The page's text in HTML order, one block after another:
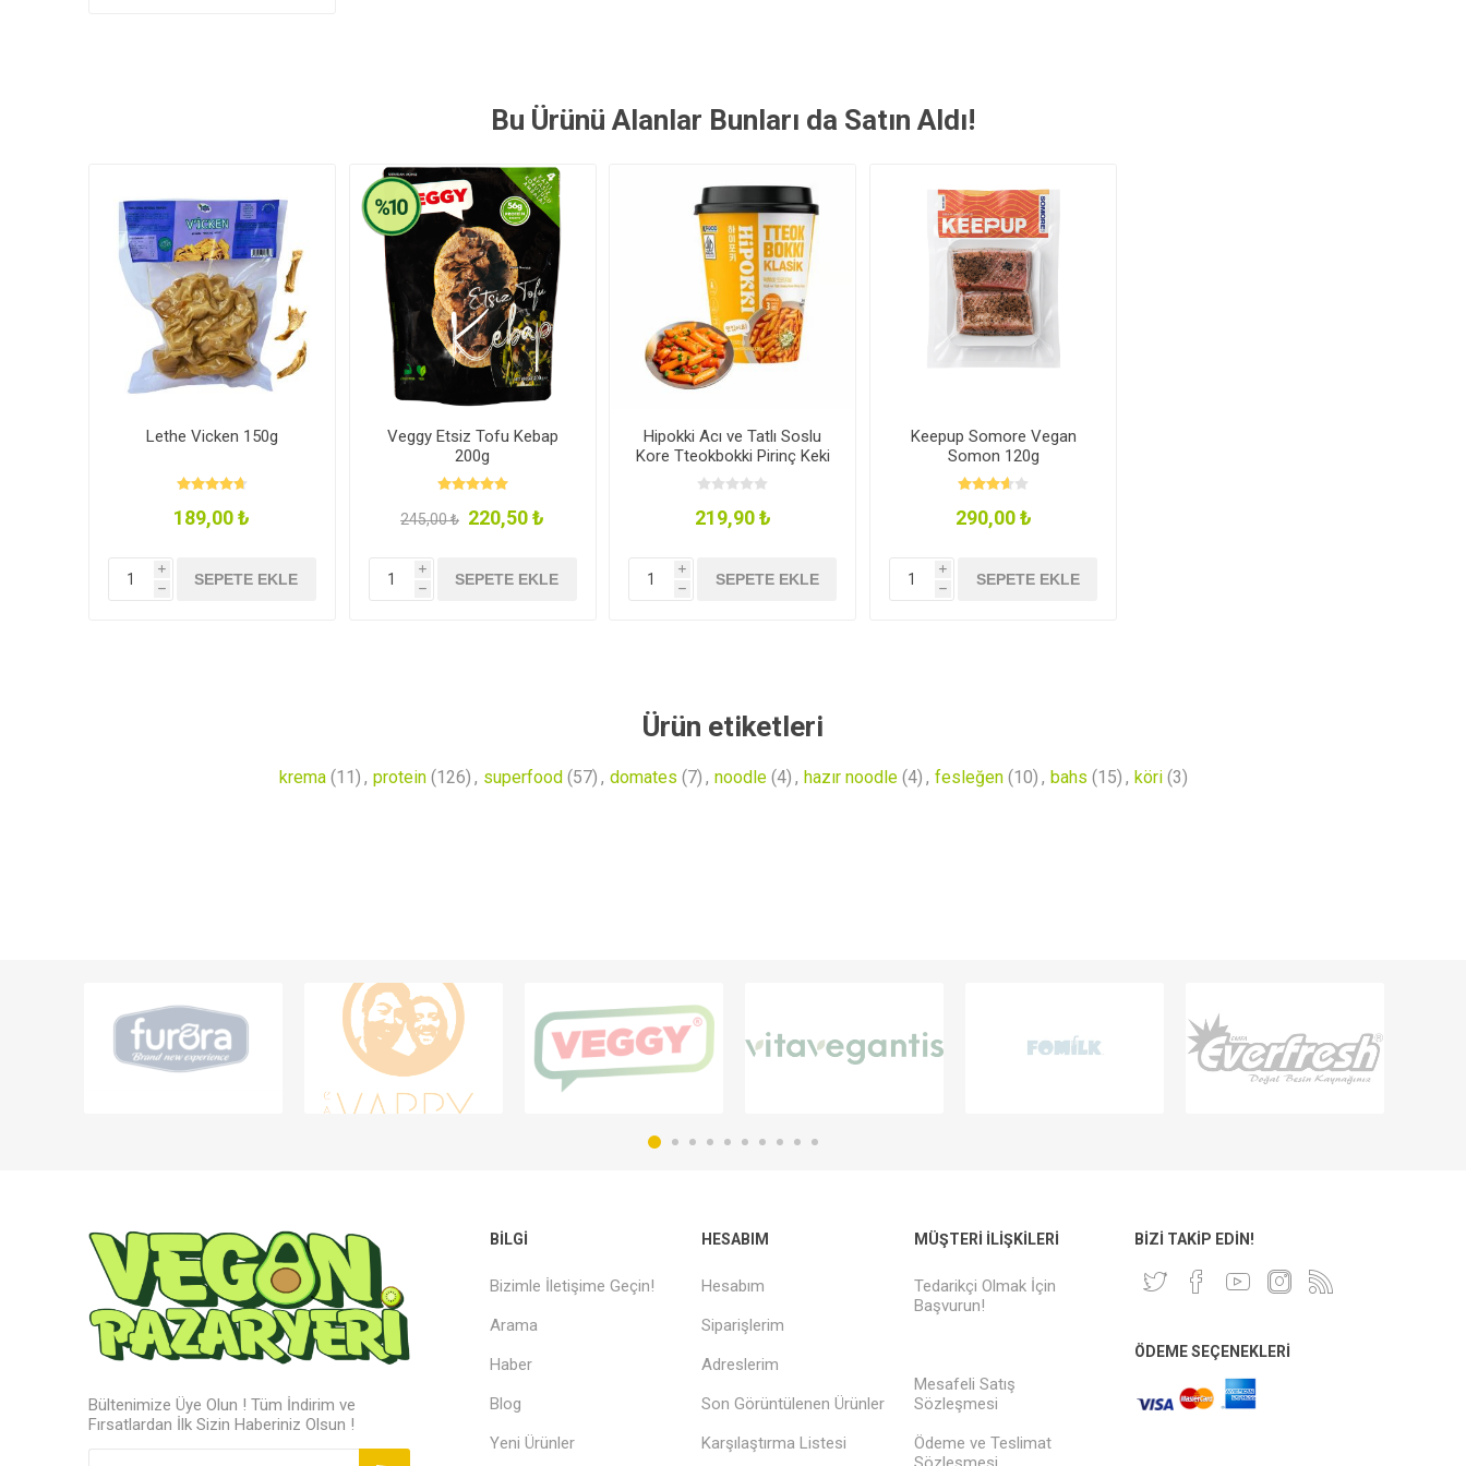
Bu Ürünü Alanlar Bunları da Satın Aldı!
Lethe Vicken 150g
189,00 ₺
i
h
SEPETE EKLE
Veggy Etsiz Tofu Kebap
200g
245,00 ₺ 220,50 ₺
i
h
SEPETE EKLE
Hipokki Acı ve Tatlı Soslu
Kore Tteokbokki Pirinç Keki
120g
219,90 ₺
i
h
SEPETE EKLE
Keepup Somore Vegan
Somon 120g
290,00 ₺
i
h
SEPETE EKLE
Ürün etiketleri
krema (11) , protein (126) , superfood (57) , domates (7) , noodle (4) , hazır noodle (4) , fesleğen (10) , bahs (15) , köri (3)
Bültenimize Üye Olun ! Tüm İndirim ve
Fırsatlardan İlk Sizin Haberiniz Olsun !
BILGI
Bizimle İletişime Geçin!
Arama
Haber
Blog
Yeni Ürünler
HESABIM
Hesabım
Siparişlerim
Adreslerim
Son Görüntülenen Ürünler
Karşılaştırma Listesi
MÜŞTERI İLIŞKILERI
Tedarikçi Olmak İçin
Başvurun!
Mesafeli Satış
Sözleşmesi
Ödeme ve Teslimat
BIZI TAKIP EDIN!
ÖDEME SEÇENEKLERI